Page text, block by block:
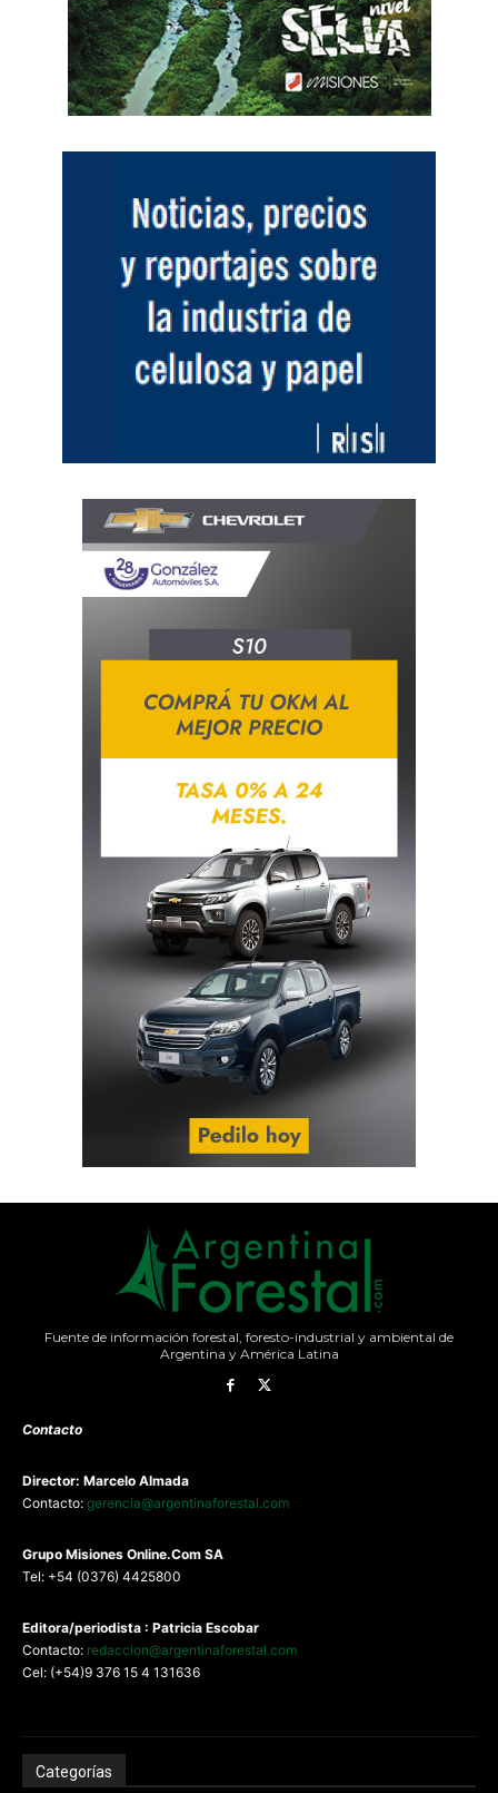
Fuente de información forestal, foresto-industrial y ambiental de
Argentina y América Latina
Contacto
Director: Marcelo Almada
Contacto: gerencia@argentinaforestal.com
Grupo Misiones Online.Com SA
Tel: +54 (0376) 4425800
Editora/periodista : Patricia Escobar
Contacto: redaccion@argentinaforestal.com
Cel: (+54)9 376 15 4 131636
Categorías